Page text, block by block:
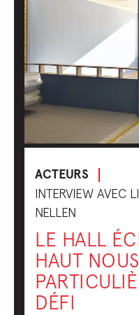
ACTEURS
INTERVIEW AVEC
NELLEN
LE HALL
HAUT
DÉFI